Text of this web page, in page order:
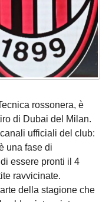
rossonera, è
di Dubai del Milan.
ufficiali del club:
una fase di
essere pronti il 4
ravvicinate.
della stagione che